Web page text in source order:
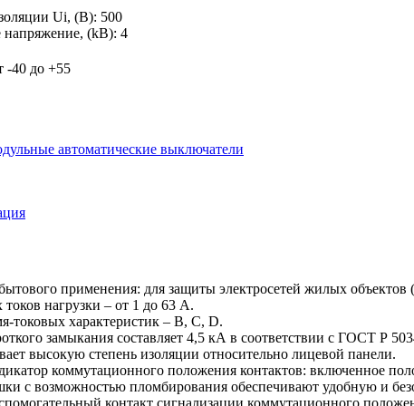
Ui, (В): 500
(kВ): 4
-40 до +55
автоматические выключатели
применения: для защиты электросетей жилых объектов
нагрузки – от 1 до 63 А.
токовых характеристик – В, С, D.
замыкания составляет 4,5 кА в соответствии с ГОСТ Р
высокую степень изоляции относительно лицевой панели.
коммутационного положения контактов: включенное
с возможностью пломбирования обеспечивают удобную и